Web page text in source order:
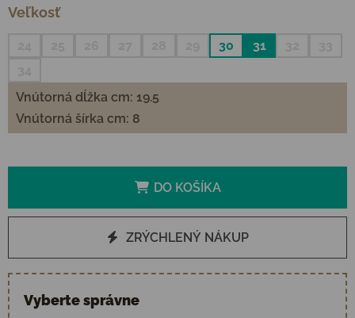
Veľkosť
30 31
Vnútorná dĺžka cm: 19.5
Vnútorná šírka cm: 8
DO KOŠÍKA
ZRÝCHLENÝ NÁKUP
Vyberte správne